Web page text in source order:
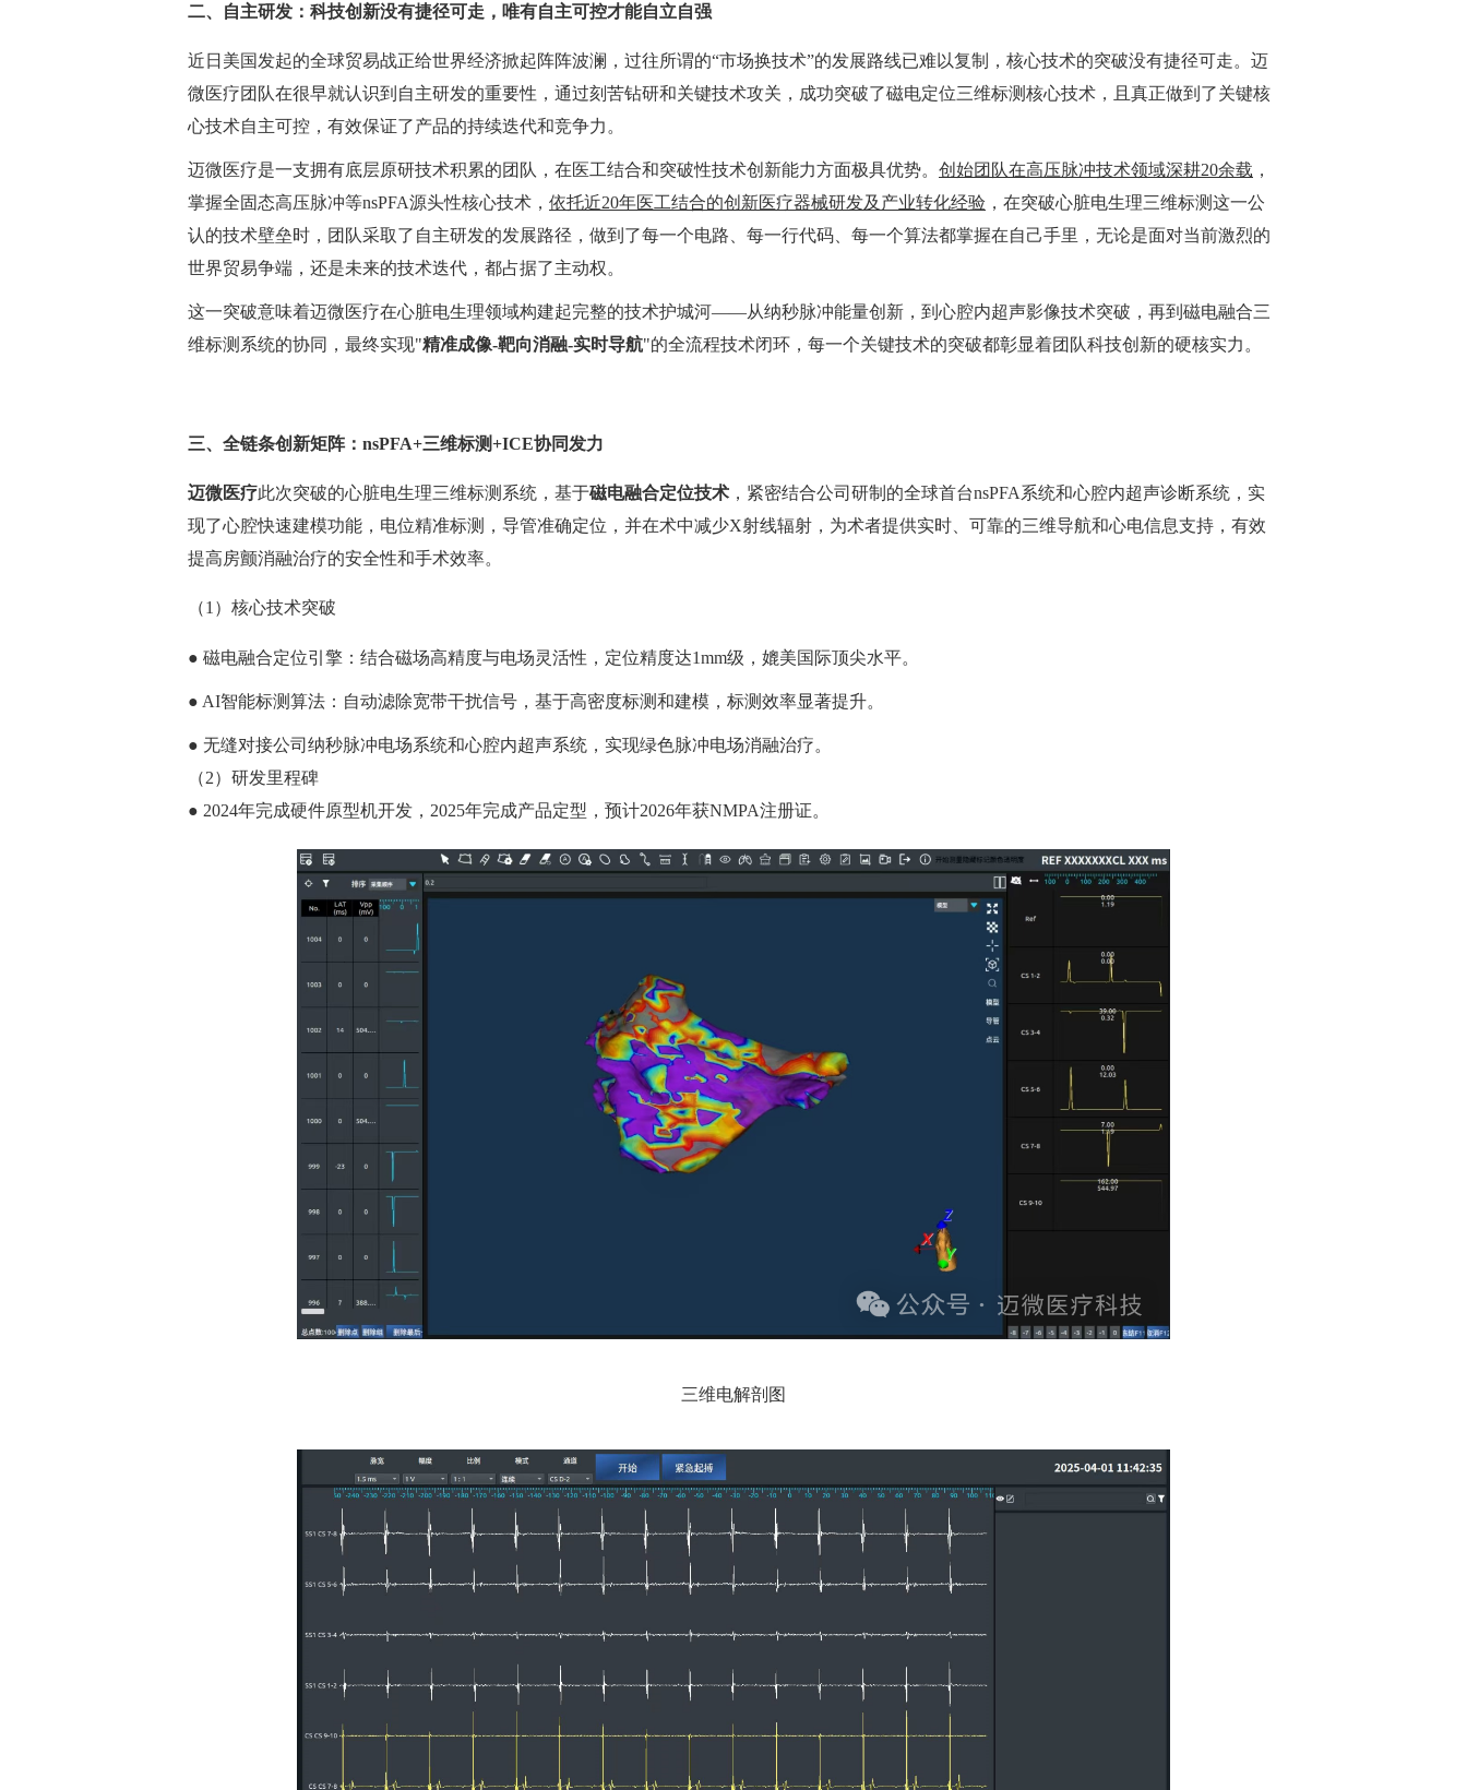
二、自主研发：科技创新没有捷径可走，唯有自主可控才能自立自强
近日美国发起的全球贸易战正给世界经济掀起阵阵波澜，过往所谓的“市场换技术”的发展路线已难以复制，核心技术的突破没有捷径可走。迈
微医疗团队在很早就认识到自主研发的重要性，通过刻苦钻研和关键技术攻关，成功突破了磁电定位三维标测核心技术，且真正做到了关键核
心技术自主可控，有效保证了产品的持续迭代和竞争力。
迈微医疗是一支拥有底层原研技术积累的团队，在医工结合和突破性技术创新能力方面极具优势。 创始团队在高压脉冲技术领域深耕20余载 ，
掌握全固态高压脉冲等nsPFA源头性核心技术， 依托近20年医工结合的创新医疗器械研发及产业转化经验 ，在突破心脏电生理三维标测这一公
认的技术壁垒时，团队采取了自主研发的发展路径，做到了每一个电路、每一行代码、每一个算法都掌握在自己手里，无论是面对当前激烈的
世界贸易争端，还是未来的技术迭代，都占据了主动权。
这一突破意味着迈微医疗在心脏电生理领域构建起完整的技术护城河——从纳秒脉冲能量创新，到心腔内超声影像技术突破，再到磁电融合三
维标测系统的协同，最终实现"精准成像-靶向消融-实时导航"的全流程技术闭环，每一个关键技术的突破都彰显着团队科技创新的硬核实力。
三、全链条创新矩阵：nsPFA+三维标测+ICE协同发力
迈微医疗此次突破的心脏电生理三维标测系统，基于磁电融合定位技术 ，紧密结合公司研制的全球首台nsPFA系统和心腔内超声诊断系统，实
现了心腔快速建模功能，电位精准标测，导管准确定位，并在术中减少X射线辐射，为术者提供实时、可靠的三维导航和心电信息支持，有效
提高房颤消融治疗的安全性和手术效率。
（1）核心技术突破
● 磁电融合定位引擎：结合磁场高精度与电场灵活性，定位精度达1mm级，媲美国际顶尖水平。
● AI智能标测算法：自动滤除宽带干扰信号，基于高密度标测和建模，标测效率显著提升。
● 无缝对接公司纳秒脉冲电场系统和心腔内超声系统，实现绿色脉冲电场消融治疗。
（2）研发里程碑
● 2024年完成硬件原型机开发，2025年完成产品定型，预计2026年获NMPA注册证。
三维电解剖图